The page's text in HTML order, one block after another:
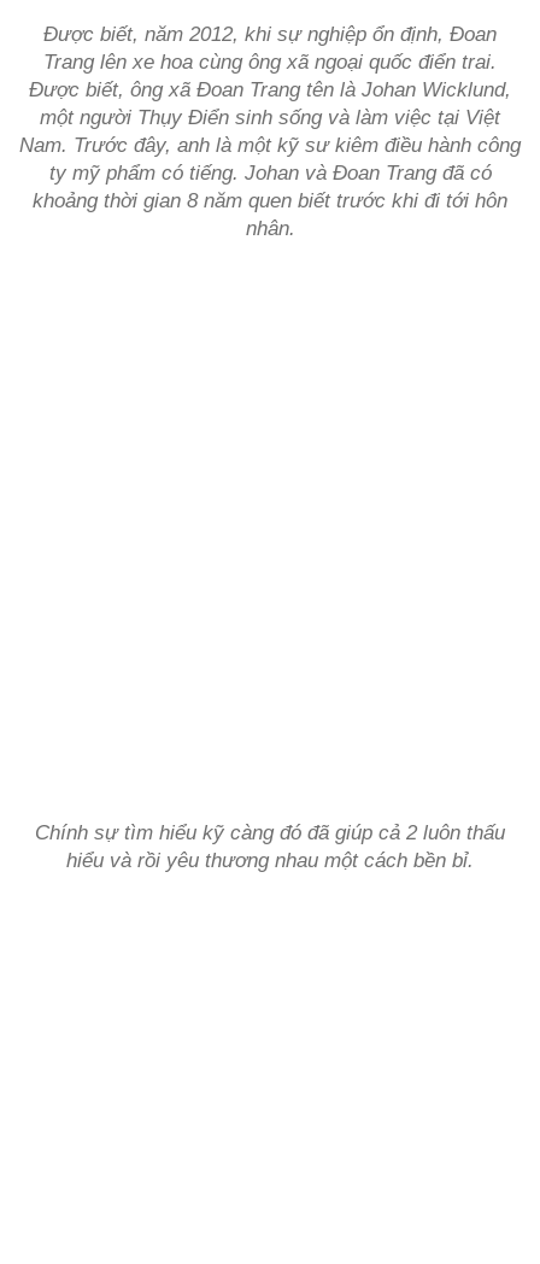
Được biết, năm 2012, khi sự nghiệp ổn định, Đoan
Trang lên xe hoa cùng ông xã ngoại quốc điển trai.
Được biết, ông xã Đoan Trang tên là Johan Wicklund,
một người Thụy Điển sinh sống và làm việc tại Việt
Nam. Trước đây, anh là một kỹ sư kiêm điều hành công
ty mỹ phẩm có tiếng. Johan và Đoan Trang đã có
khoảng thời gian 8 năm quen biết trước khi đi tới hôn
nhân.
Chính sự tìm hiểu kỹ càng đó đã giúp cả 2 luôn thấu
hiểu và rồi yêu thương nhau một cách bền bỉ.